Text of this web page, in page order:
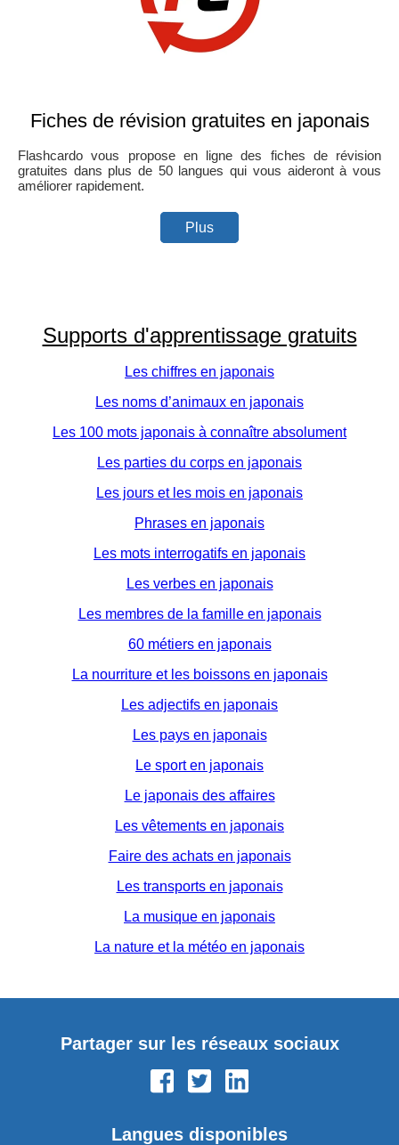
Fiches de révision gratuites en japonais
Flashcardo vous propose en ligne des fiches de révision
gratuites dans plus de 50 langues qui vous aideront à vous
améliorer rapidement.
Plus
Supports d'apprentissage gratuits
Les chiffres en japonais
Les noms d’animaux en japonais
Les 100 mots japonais à connaître absolument
Les parties du corps en japonais
Les jours et les mois en japonais
Phrases en japonais
Les mots interrogatifs en japonais
Les verbes en japonais
Les membres de la famille en japonais
60 métiers en japonais
La nourriture et les boissons en japonais
Les adjectifs en japonais
Les pays en japonais
Le sport en japonais
Le japonais des affaires
Les vêtements en japonais
Faire des achats en japonais
Les transports en japonais
La musique en japonais
La nature et la météo en japonais
Partager sur les réseaux sociaux
Langues disponibles